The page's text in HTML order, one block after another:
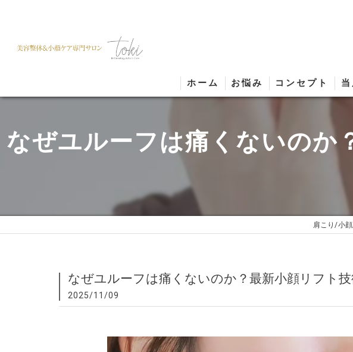
ホーム お悩み コンセプト
なぜユルーフは痛くないのか
肩こり/小
なぜユルーフは痛くないのか？最新小顔リフト
2025/11/09